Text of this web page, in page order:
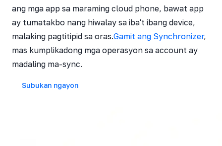
ang mga app sa maraming cloud phone, bawat app
ay tumatakbo nang hiwalay sa iba't ibang device,
malaking pagtitipid sa oras.Gamit ang Synchronizer,
mas kumplikadong mga operasyon sa account ay
madaling ma-sync.
Subukan ngayon